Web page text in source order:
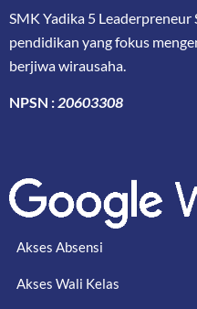
SMK Yadika 5
pendidikan yang fokus
berjiwa wirausaha.
NPSN :20603308
Akses Absensi
Akses Wali Kelas